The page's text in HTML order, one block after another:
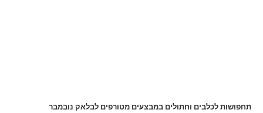
תחפושות לכלבים וחתולים במבצעים מטורפים לבלאק נובמבר